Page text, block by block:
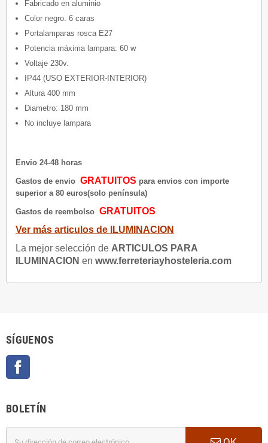
Fabricado en aluminio
Color negro. 6 caras
Portalamparas rosca E27
Potencia máxima lampara: 60 w
Voltaje 230v.
IP44 (USO EXTERIOR-INTERIOR)
Altura 400 mm
Diametro: 180 mm
No incluye lampara
Envio 24-48 horas
Gastos de envio GRATUITOS para envios con importe
superior a 80 euros(solo península)
Gastos de reembolso GRATUITOS
Ver más articulos de ILUMINACION
La mejor selección de ARTICULOS PARA
ILUMINACION en www.ferreteriayhosteleria.com
SÍGUENOS
BOLETÍN